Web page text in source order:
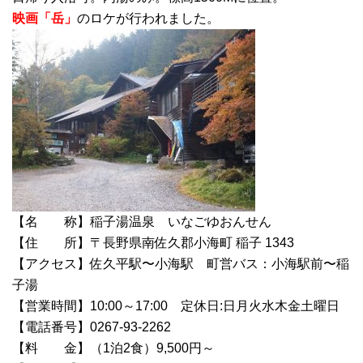
映画「岳」 のロケが行われました。
【名 称】稲子湯温泉 いなごゆおんせん
【住 所】〒長野県南佐久郡小海町 稲子 1343
【アクセス】佐久平駅〜小海駅 町営バス：小海駅前〜稲
子湯
【営業時間】10:00～17:00 定休日:日月火水木金土曜日
【電話番号】0267-93-2262
【料 金】（1泊2食）9,500円～